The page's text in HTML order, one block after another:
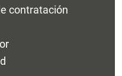
contratación